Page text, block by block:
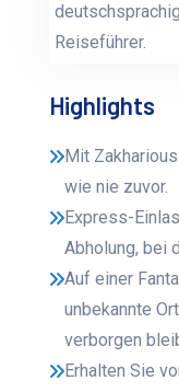
Reiseführer.
Highlights
Mit
wie nie zuvor.
Express-
Abholung, bei
Auf einer
unbekannte
verborgen
Erhalten Sie